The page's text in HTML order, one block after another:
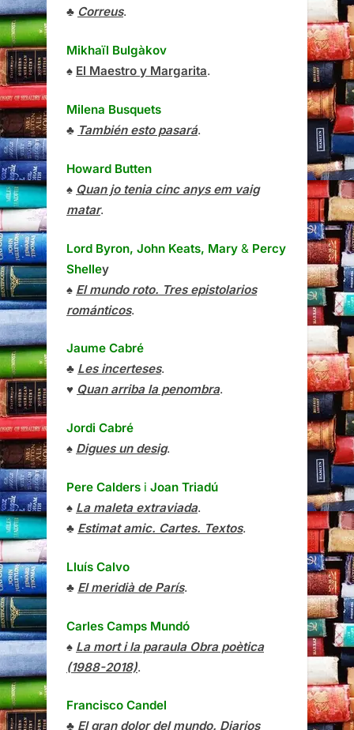
♣ Correus.
Mikhaïl Bulgàkov
♠ El Maestro y Margarita.
Milena Busquets
♣ También esto pasará.
Howard Butten
♠ Quan jo tenia cinc anys em vaig
matar.
Lord Byron, John Keats, Mary & Percy
Shelley
♠ El mundo roto. Tres epistolarios
románticos.
Jaume Cabré
♣ Les incerteses.
♥ Quan arriba la penombra.
Jordi Cabré
♠ Digues un desig.
Pere Calders i Joan Triadú
♠ La maleta extraviada.
♣ Estimat amic. Cartes. Textos.
Lluís Calvo
♣ El meridià de París.
Carles Camps Mundó
♠ La mort i la paraula Obra poètica
(1988-2018).
Francisco Candel
♣ El gran dolor del mundo. Diarios